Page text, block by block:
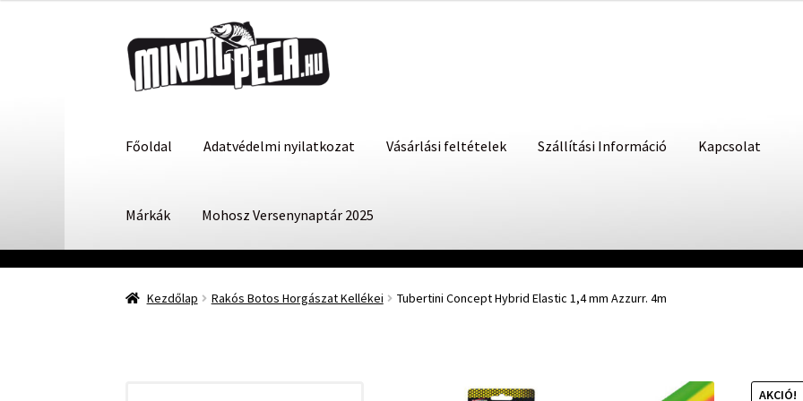
a
navigációhoz
a
tartalomba
Főoldal Adatvédelmi nyilatkozat Vásárlási feltételek Szállítási Információ Kapcsolat
Márkák Mohosz Versenynaptár 2025
Kezdőlap Rakós Botos Horgászat Kellékei Tubertini Concept Hybrid Elastic 1,4 mm Azzurr. 4m
AKCIÓ!
7
490 Ft.
6
290 Ft.